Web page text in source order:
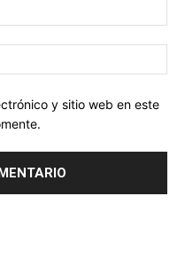
y sitio web en este